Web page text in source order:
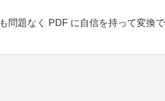
問題なく PDF に自信を持って変換で